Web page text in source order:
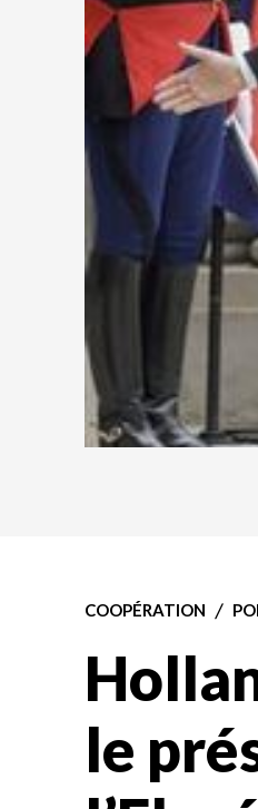
COOPÉRATION
le